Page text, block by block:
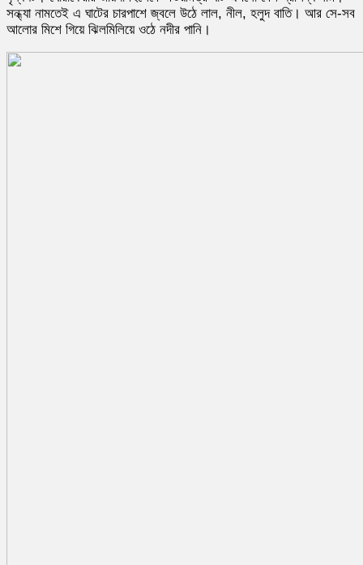
সন্ধ্যা নামতেই এ ঘাটের চারপাশে জ্বলে উঠে লাল, নীল, হলুদ বাতি। আর সে-সব
আলোর মিশে গিয়ে ঝিলমিলিয়ে ওঠে নদীর পানি।